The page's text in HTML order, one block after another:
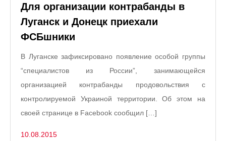
Для организации контрабанды в
Луганск и Донецк приехали
ФСБшники
В Луганске зафиксировано появление особой группы
“специалистов из России”, занимающейся
организацией контрабанды продовольствия с
контролируемой Украиной территории. Об этом на
своей странице в Facebook сообщил […]
10.08.2015